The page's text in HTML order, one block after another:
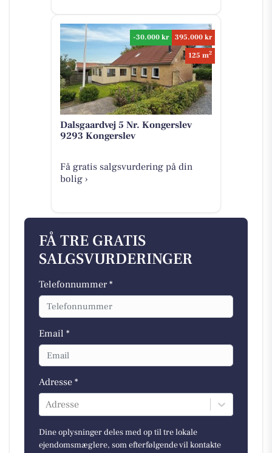
-30.000 kr
395.000 kr
125 m2
Dalsgaardvej 5 Nr. Kongerslev
9293 Kongerslev
Få gratis salgsvurdering på din
bolig ›
FÅ TRE GRATIS
SALGSVURDERINGER
Telefonnummer *
Email *
Adresse *
Adresse
Dine oplysninger deles med op til tre lokale
ejendomsmæglere, som efterfølgende vil kontakte